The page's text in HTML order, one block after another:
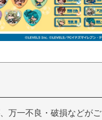
万一不良・破損などがご